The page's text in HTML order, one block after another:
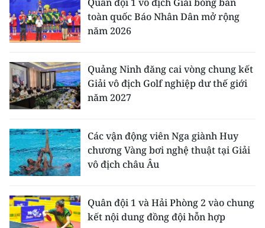
toàn quốc Báo Nhân Dân mở rộng
năm 2026
Quảng Ninh đăng cai vòng chung kết
Giải vô địch Golf nghiệp dư thế giới
năm 2027
Các vận động viên Nga giành Huy
chương Vàng bơi nghệ thuật tại Giải
vô địch châu Âu
Quân đội 1 và Hải Phòng 2 vào chung
kết nội dung đồng đội hỗn hợp